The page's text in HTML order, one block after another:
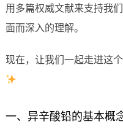
用多篇权威文献来支持我
面而深入的理解。
现在，让我们一起走进这
一、异辛酸铅的基本概